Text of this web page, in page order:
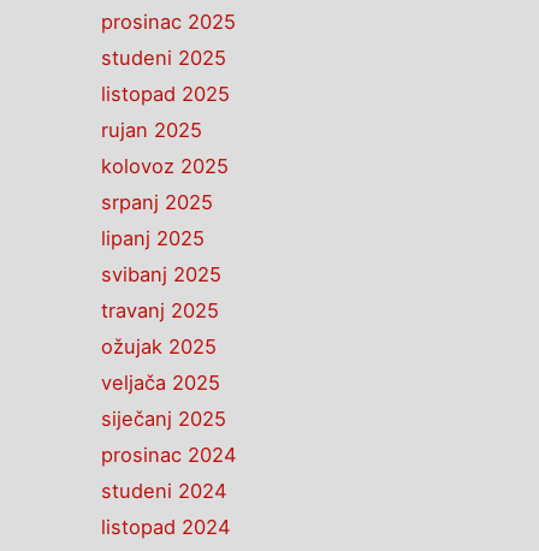
prosinac 2025
studeni 2025
listopad 2025
rujan 2025
kolovoz 2025
srpanj 2025
lipanj 2025
svibanj 2025
travanj 2025
ožujak 2025
veljača 2025
siječanj 2025
prosinac 2024
studeni 2024
listopad 2024